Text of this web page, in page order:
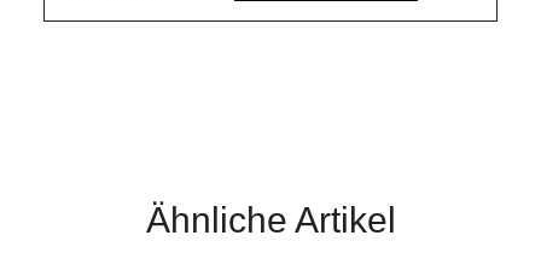
Ähnliche Artikel